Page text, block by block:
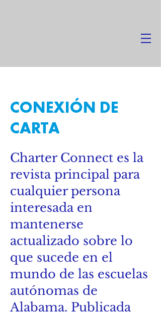
CONEXIÓN DE
CARTA
Charter Connect es la
revista principal para
cualquier persona
interesada en
mantenerse
actualizado sobre lo
que sucede en el
mundo de las escuelas
autónomas de
Alabama. Publicada